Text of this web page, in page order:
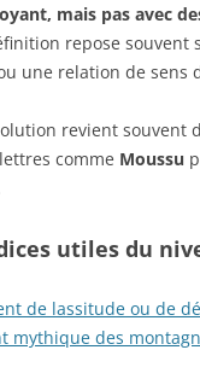
mais pas avec
repose
une relation de sens
revient souvent
comme Moussu
utiles du
de lassitude ou de
mythique des